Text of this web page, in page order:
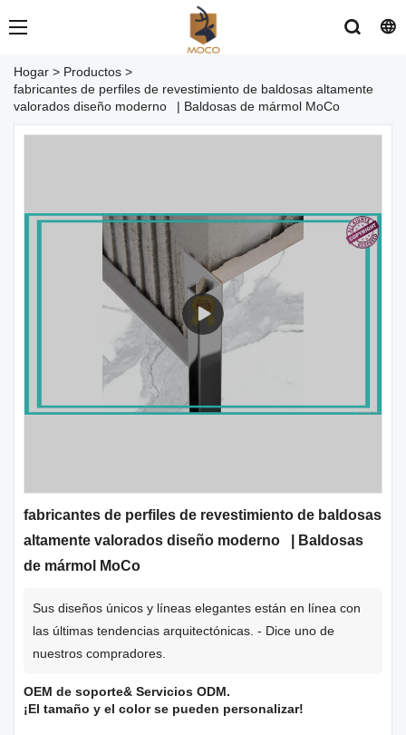
Hogar > Productos >
fabricantes de perfiles de revestimiento de baldosas altamente
valorados diseño moderno | Baldosas de mármol MoCo
fabricantes de perfiles de revestimiento de baldosas
altamente valorados diseño moderno | Baldosas
de mármol MoCo
Sus diseños únicos y líneas elegantes están en línea con
las últimas tendencias arquitectónicas. - Dice uno de
nuestros compradores.
OEM de soporte& Servicios ODM.
¡El tamaño y el color se pueden personalizar!